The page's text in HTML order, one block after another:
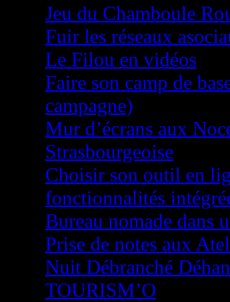
Jeu du Chamboule
Fuir les réseaux
Le Filou en vidéos
Faire son camp de
campagne)
Mur d’écrans aux
Strasbourgeoise
Choisir son outil en
fonctionnalités
Bureau nomade dans
Prise de notes aux
Nuit Débranché
TOURISM’O